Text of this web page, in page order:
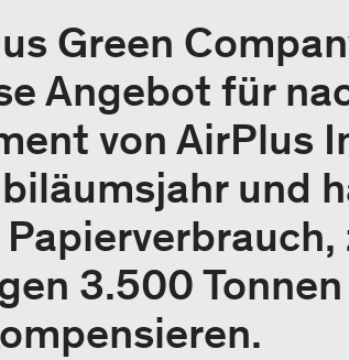
Green
Angebot für
von AirPlus
und
3.500